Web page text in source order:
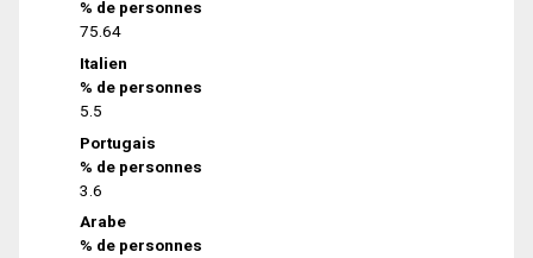
% de personnes
75.64
Italien
% de personnes
5.5
Portugais
% de personnes
3.6
Arabe
% de personnes